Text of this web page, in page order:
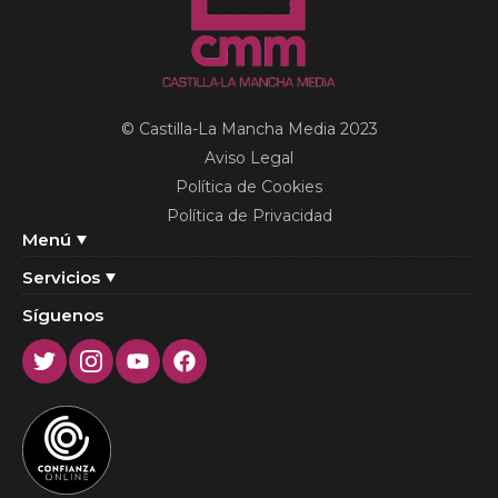
Menú
Servicios
© Castilla-La Mancha Media 2023
Aviso Legal
Política de Cookies
Política de Privacidad
Síguenos
TwitterInstagram
YoutubeFacebook